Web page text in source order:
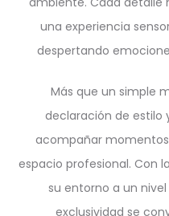
una experiencia
despertando
Más que un simple
declaración de estilo
acompañar
espacio profesional. Con la
su entorno a un
exclusividad se